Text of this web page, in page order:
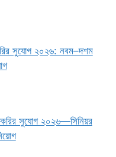
সুযোগ ২০২৬: নবম–দশম
সুযোগ ২০২৬—সিনিয়র